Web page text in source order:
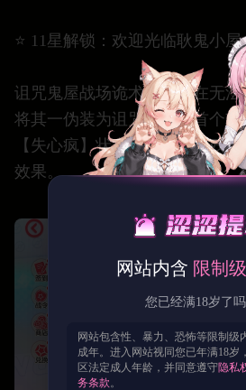
⭐️ 11星解锁：欢迎光临耿鬼小屋
诅咒鬼屋战场诡术：当存在无法
将其一伪装为诅咒鬼屋，首个
【失心疯】状态，每回合自残
效果。
网站内含 限制级
您已经满18岁了吗
网站包含性、暴力、恐怖等限制级
成年。进入网站视同您已年满18岁
区法定成人年龄，并同意遵守隐私
务条款。